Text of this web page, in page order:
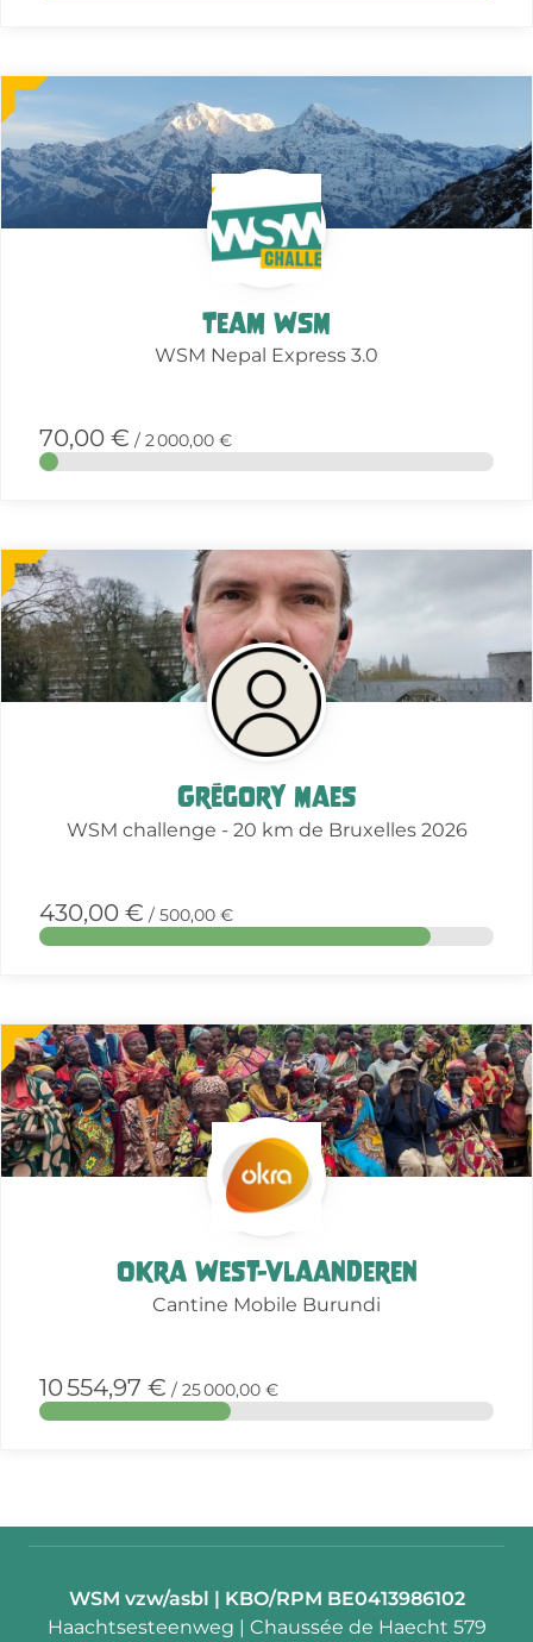
Team WSM
WSM Nepal Express 3.0
70,00 € / 2 000,00 €
More
about
this
action
Grégory Maes
WSM challenge - 20 km de Bruxelles 2026
430,00 € / 500,00 €
More
about
this
action
Okra West-vlaanderen
Cantine Mobile Burundi
10 554,97 € / 25 000,00 €
More
about
this
action
Contact:
WSM vzw/asbl | KBO/RPM BE0413986102
Adresse:
Haachtsesteenweg | Chaussée de Haecht 579